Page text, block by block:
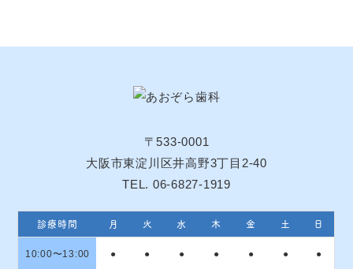
〒533-0001
大阪市東淀川区井高野3丁目2-40
TEL. 06-6827-1919
診療時間 月 火 水 木 金 土 日
10:00〜13:00 ● ● ● ● ● ● ●